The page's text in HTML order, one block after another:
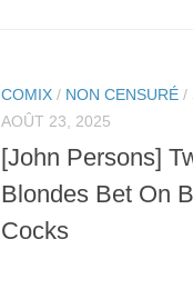
COMIX / NON CENSURÉ /
AOÛT 23, 2025
[John Persons]
Blondes Bet On
Cocks